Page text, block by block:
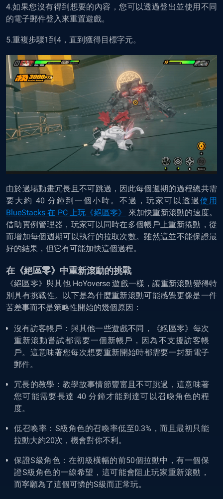
4.如果您沒有得到想要的內容，您可以透過登出並使用不同
的電子郵件登入來重置遊戲。
5.重複步驟1到4，直到獲得目標字元。
由於過場動畫冗長且不可跳過，因此每個週期的過程總共需
要大約 40 分鐘到一個小時。不過，玩家可以透過 使用
BlueStacks 在 PC 上玩 《絕區零》
來加快重新滾動的速度。
借助實例管理器，玩家可以同時在多個帳戶上重新捲動，從
而增加每個週期可以執行的拉取次數。雖然這並不能保證最
好的結果，但它有可能加快這個過程。
在《絕區零》中重新滾動的挑戰
《絕區零》與其他 HoYoverse 遊戲一樣，讓重新滾動變得特
別具有挑戰性。以下是為什麼重新滾動可能感覺更像是一件
苦差事而不是策略性開始的幾個原因：
沒有訪客帳戶：與其他一些遊戲不同， 《絕 區零》 每次
重新滾動嘗試都需要一個新帳戶，因為不支援訪客帳
戶。這意味著您每次想要重新開始時都需要一封新電子
郵件。
冗長的教學：教學故事情節豐富且不可跳過，這意味著
您可能需要長達 40 分鐘才能到達可以召喚角色的程
度。
低召喚率：S級角色的召喚率低至0.3%，而且最初只能
拉動大約20次，機會對你不利。
保證S級角色：在初級橫幅的前50個拉動中，有一個保
證S級角色的一線希望，這可能會阻止玩家重新滾動，
而寧願為了這個可憐的S級而正常玩。